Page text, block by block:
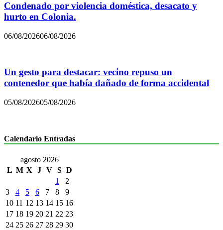
Condenado por violencia doméstica, desacato y
hurto en Colonia.
06/08/202606/08/2026
Un gesto para destacar: vecino repuso un
contenedor que había dañado de forma accidental
05/08/202605/08/2026
Calendario Entradas
agosto 2026
L M X J V S D
1
2
3
4 5 6 7 8
9
10 11 12 13 14 15 16
17 18 19 20 21 22 23
24 25 26 27 28 29 30